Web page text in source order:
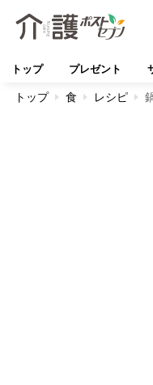
トップ プレゼント
トップ 食 レシピ